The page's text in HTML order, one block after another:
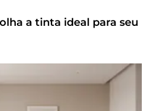
a tinta ideal para seu